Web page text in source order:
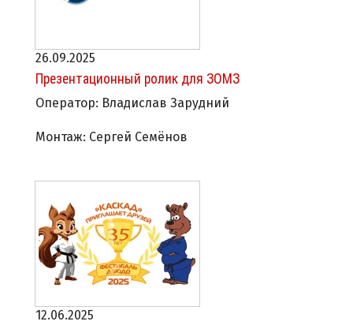
26.09.2025
Презентационный ролик для ЗОМЗ
Оператор: Владислав Зарудний
Монтаж: Сергей Семёнов
12.06.2025